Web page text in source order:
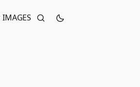
IMAGES